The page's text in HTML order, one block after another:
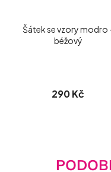
Šátek se vzory modro
béžový
290 Kč